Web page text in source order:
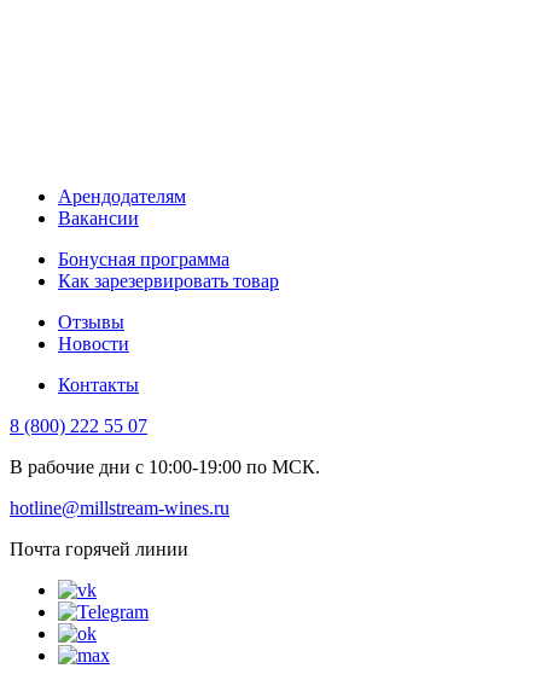
Арендодателям
Вакансии
Бонусная программа
Как зарезервировать товар
Отзывы
Новости
Контакты
8 (800) 222 55 07
В рабочие дни с 10:00-19:00 по МСК.
hotline@millstream-wines.ru
Почта горячей линии